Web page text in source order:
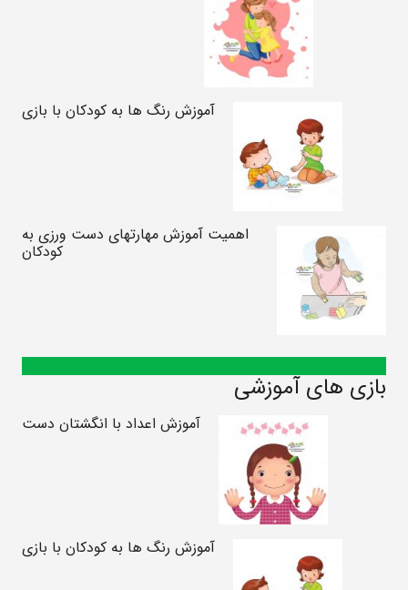
آموزش رنگ ها به کودکان با بازی
اهمیت آموزش مهارتهای دست ورزی به
کودکان
بازی های آموزشی
آموزش اعداد با انگشتان دست
آموزش رنگ ها به کودکان با بازی